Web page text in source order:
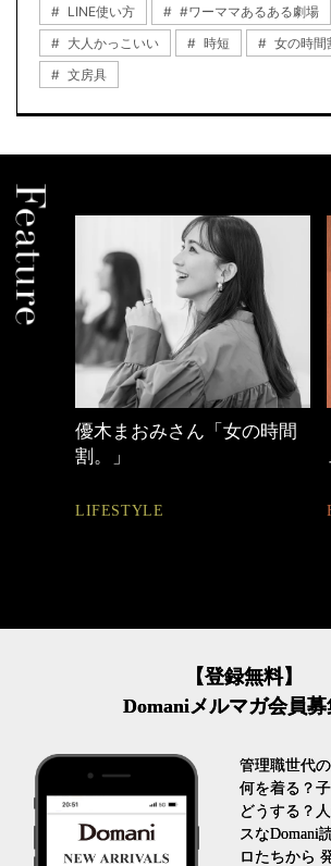
LINE使い方
#ワーママあるある劇場
大人かっこいい
時短 女の時間
文房具
さん「女の時間
【ワーママのきれ
【登録無料】
Domaniメルマガ会員募
管理職世代
何を着る？
どうする？
スなDomani
ロたちから